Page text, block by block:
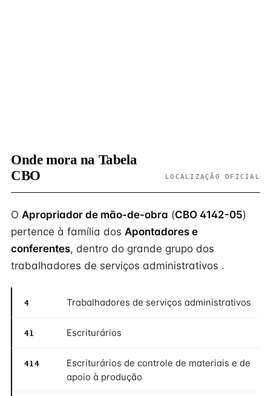
Onde mora na Tabela
CBO
LOCALIZAÇÃO OFICIAL
O Apropriador de mão-de-obra (CBO 4142-05)
pertence à família dos Apontadores e
conferentes, dentro do grande grupo dos
trabalhadores de serviços administrativos .
4 Trabalhadores de serviços administrativos
41 Escriturários
414
Escriturários de controle de materiais e de
apoio à produção